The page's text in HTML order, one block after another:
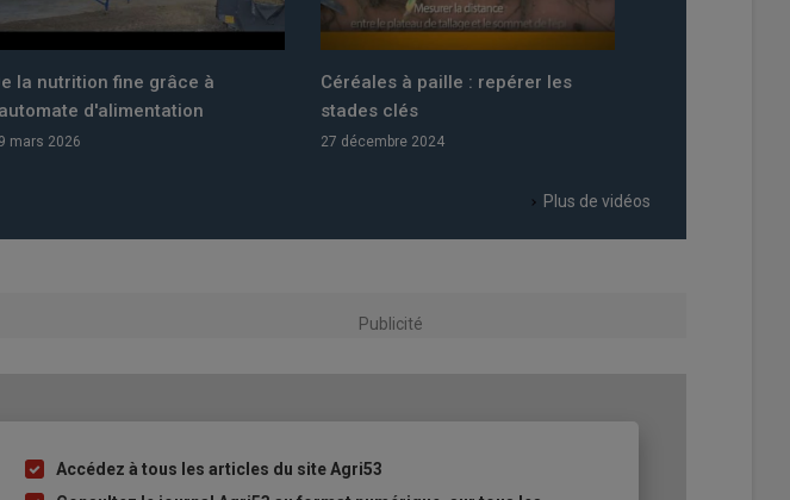
grâce à
Céréales à paille : repérer les
stades clés
Départemental Prim'Holstein 53 :
Plus de vidéos
Publicité
ListeAccédez à tous les articles du site Agri53